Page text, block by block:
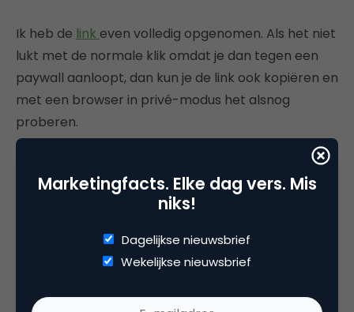
Ik heb de link even volledig opgenomen. Als het niet
lukt met de normale klik omdat je dan tegen een
paywall aanloopt, dan kun je de link ook kopiëren en
met een browser in privé-modus het alsnog
proberen.
The New Yorker
De paradox van elkaar opzoeken in tijden van crisis
en tegenstelling dat dat nu precies is wat er tijdens
Marketingfacts. Elke dag vers. Mis
niks!
Dagelijkse nieuwsbrief
Wekelijkse nieuwsbrief